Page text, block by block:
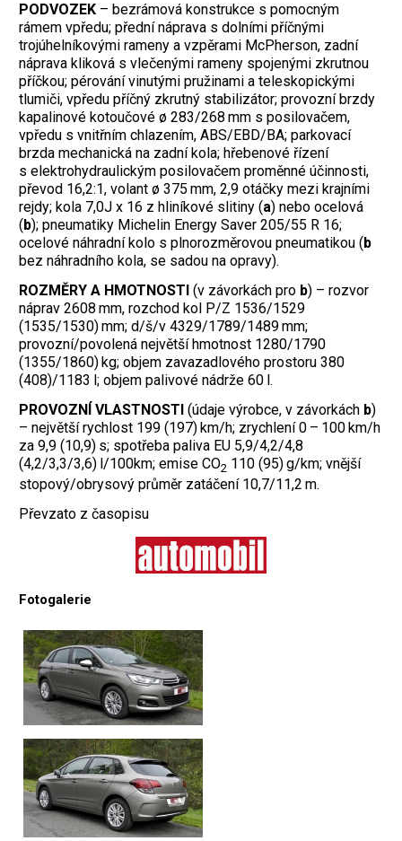
PODVOZEK – bezrámová konstrukce s pomocným
rámem vpředu; přední náprava s dolními příčnými
trojúhelníkovými rameny a vzpěrami McPherson, zadní
náprava kliková s vlečenými rameny spojenými zkrutnou
příčkou; pérování vinutými pružinami a teleskopickými
tlumiči, vpředu příčný zkrutný stabilizátor; provozní brzdy
kapalinové kotoučové ø 283/268 mm s posilovačem,
vpředu s vnitřním chlazením, ABS/EBD/BA; parkovací
brzda mechanická na zadní kola; hřebenové řízení
s elektrohydraulickým posilovačem proměnné účinnosti,
převod 16,2:1, volant ø 375 mm, 2,9 otáčky mezi krajními
rejdy; kola 7,0J x 16 z hliníkové slitiny (a) nebo ocelová
( b); pneumatiky Michelin Energy Saver 205/55 R 16;
ocelové náhradní kolo s plnorozměrovou pneumatikou ( b
bez náhradního kola, se sadou na opravy).
ROZMĚRY A HMOTNOSTI (v závorkách pro b) – rozvor
náprav 2608 mm, rozchod kol P/Z 1536/1529
(1535/1530) mm; d/š/v 4329/1789/1489 mm;
provozní/povolená největší hmotnost 1280/1790
(1355/1860) kg; objem zavazadlového prostoru 380
(408)/1183 l; objem palivové nádrže 60 l.
PROVOZNÍ VLASTNOSTI (údaje výrobce, v závorkách b)
– největší rychlost 199 (197) km/h; zrychlení 0 – 100 km/h
za 9,9 (10,9) s; spotřeba paliva EU 5,9/4,2/4,8
(4,2/3,3/3,6) l/100km; emise CO2 110 (95) g/km; vnější
stopový/obrysový průměr zatáčení 10,7/11,2 m.
Převzato z časopisu
Fotogalerie